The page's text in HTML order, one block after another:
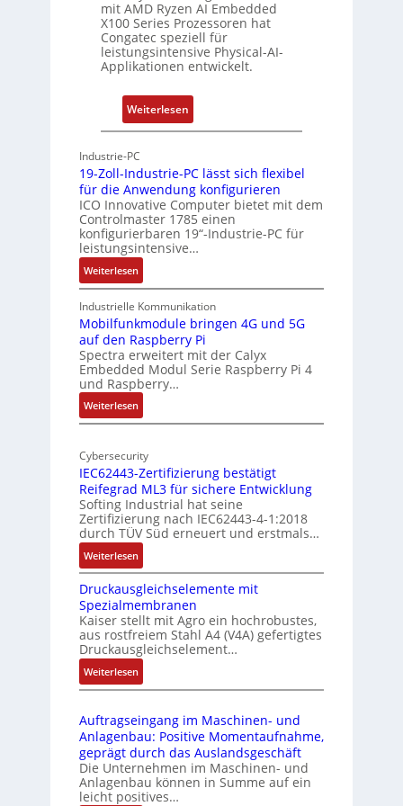
w
a
c
h
u
n
g
n
g
e
r
c
a
t
-
A
c
h
i
t
e
r
mit AMD Ryzen AI Embedded
X100 Series Prozessoren hat
Congatec speziell für
leistungsintensive Physical-AI-
Applikationen entwickelt.
Weiterlesen:
P
s
i
c
a
I
a
n
d
E
g
e
Industrie-PC
19-Zoll-Industrie-PC lässt sich flexibel
für die Anwendung konfigurieren
ICO Innovative Computer bietet mit dem
Controlmaster 1785 einen
konfigurierbaren 19“-Industrie-PC für
leistungsintensive…
Weiterlesen:
1
9
-
Z
o
l
l
-
I
d
u
t
r
i
e
-
P
C
l
ä
s
s
s
c
h
f
l
Industrielle Kommunikation
Mobilfunkmodule bringen 4G und 5G
auf den Raspberry Pi
Spectra erweitert mit der Calyx
Embedded Modul Serie Raspberry Pi 4
und Raspberry…
Weiterlesen:
M
b
i
f
u
n
k
m
o
d
u
l
e
b
r
i
n
e
n
4
Cybersecurity
IEC62443-Zertifizierung bestätigt
Reifegrad ML3 für sichere Entwicklung
Softing Industrial hat seine
Zertifizierung nach IEC62443-4-1:2018
durch TÜV Süd erneuert und erstmals…
Weiterlesen:
I
E
C
6
2
4
4
3
Z
e
r
t
i
Druckausgleichselemente mit
Spezialmembranen
Kaiser stellt mit Agro ein hochrobustes,
aus rostfreiem Stahl A4 (V4A) gefertigtes
Druckausgleichselement…
Weiterlesen:
D
u
c
k
a
u
Auftragseingang im Maschinen- und
Anlagenbau: Positive Momentaufnahme,
geprägt durch das Auslandsgeschäft
Die Unternehmen im Maschinen- und
Anlagenbau können in Summe auf ein
leicht positives…